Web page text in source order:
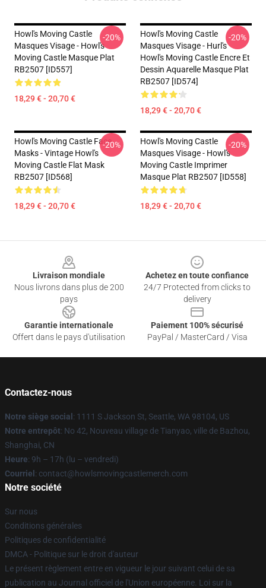
Howl's Moving Castle
Masques Visage - Howl's
Moving Castle Masque Plat
RB2507 [ID557]
18,29 € - 20,70 €
-20%
Howl's Moving Castle
Masques Visage - Hurl's
Howl's Moving Castle Encre Et
Dessin Aquarelle Masque Plat
RB2507 [ID574]
18,29 € - 20,70 €
-20%
Howl's Moving Castle Face
Masks - Vintage Howl's
Moving Castle Flat Mask
RB2507 [ID568]
18,29 € - 20,70 €
-20%
Howl's Moving Castle
Masques Visage - Howl's
Moving Castle Imprimer
Masque Plat RB2507 [ID558]
18,29 € - 20,70 €
-20%
Livraison mondiale
Nous livrons dans plus de 200
pays
Achetez en toute confiance
24/7 Protected from clicks to
delivery
Garantie internationale
Offert dans le pays d'utilisation
Paiement 100% sécurisé
PayPal / MasterCard / Visa
Contactez-nous
Notre siège social : 1111 S Jackson St, Seattle, WA 98104, US
Notre entrepôt: No 42, Nouveau village de Tianyao, ville de Bazhou,
Shanghai, CN
Heure: 9h – 17h (lu – vendredi)
Courriel : contact@howlsmovingcastlemerch.com
Notre société
Sur nous
Conditions générales
Politiques de confidentialité
DMCA - Politique sur le droit d'auteur
Le présent règlement entre en vigueur le jour suivant celui de sa
publication au Journal officiel de l'Union européenne. Loi sur la